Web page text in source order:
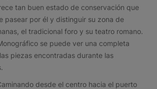
tan buen estado de conservación que
pasear por él y distinguir su zona de
el tradicional foro y su teatro romano.
se puede ver una completa
piezas encontradas durante las
desde el centro hacia el puerto